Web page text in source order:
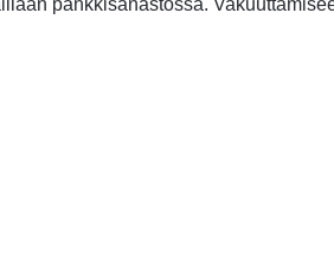
pankkisanastossa.